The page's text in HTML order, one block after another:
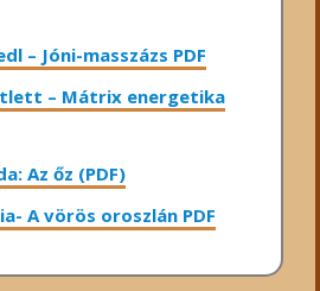
– Jóni-masszázs PDF
– Mátrix energetika
Az őz (PDF)
A vörös oroszlán PDF